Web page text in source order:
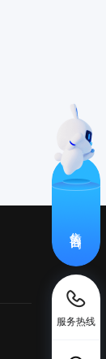
服务热线